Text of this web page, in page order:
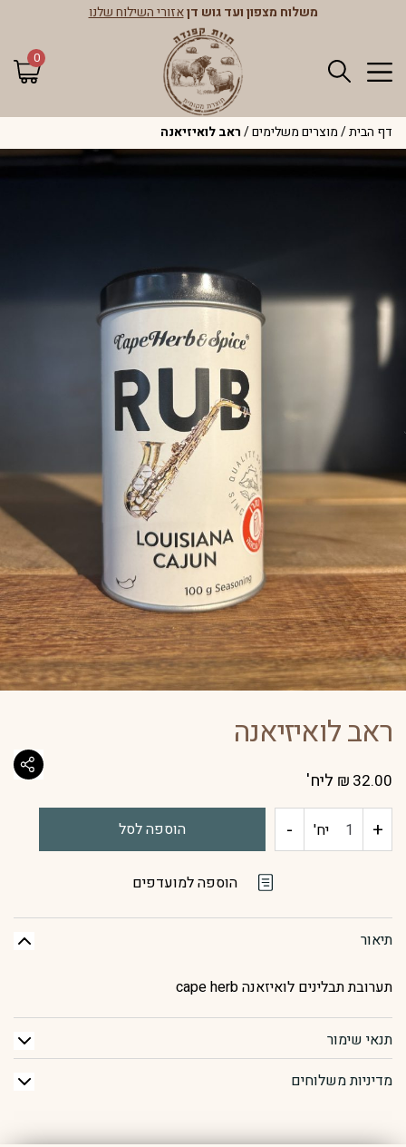
משלוח מצפון ועד גוש דןאזורי השילוח שלנו
0
דף הבית/מוצרים משלימים/ראב לואיזיאנה
ראב לואיזיאנה
₪ 32.00 ליח'
+ כמות יח' - הוספה לסל
הוספה למועדפים
תיאור
תערובת תבלינים לואיזאנה cape herb
תנאי שימור
מדיניות משלוחים